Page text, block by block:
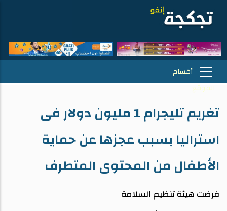
تغريم تليجرام 1 مليون دولار فى
استراليا بسبب عجزها عن حماية
الأطفال من المحتوى المتطرف
فرضت هيئة تنظيم السلامة